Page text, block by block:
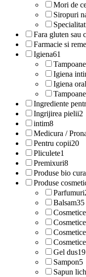
Mori de
Siropuri
Fara gluten sau
Farmacie si
Igiena61
Igiena
Igiena
Ingrediente
Ingrijirea pielii2
intim8
Medicura /
Pentru copii20
Pliculete1
Premixuri8
Produse bio
Produse
Parfumuri
Balsam35
Gel dus19
Sampon5
Sapun